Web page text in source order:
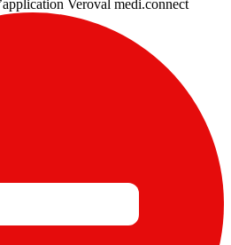
Veroval medi.connect